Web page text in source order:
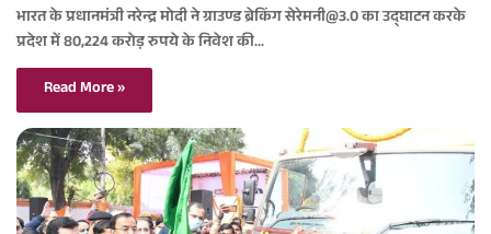
भारत के प्रधानमंत्री नरेन्द्र मोदी ने ग्राउण्ड ब्रेकिंग सेरेमनी@3.0 का उद्घाटन करके
प्रदेश में 80,224 करोड़ रुपये के निवेश की…
Read More »